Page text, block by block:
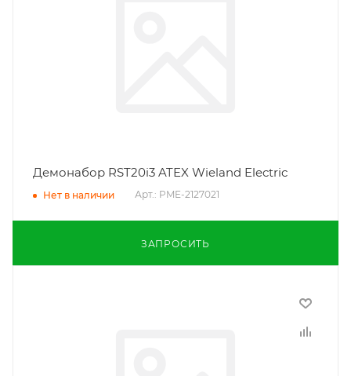
Демонабор RST20i3 ATEX Wieland Electric
Нет в наличии Арт.: PME-2127021
ЗАПРОСИТЬ